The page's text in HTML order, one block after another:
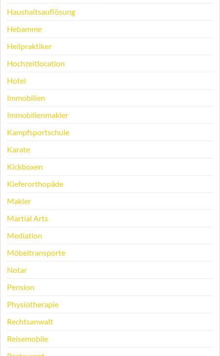
Haushaltsauflösung
Hebamme
Heilpraktiker
Hochzeitlocation
Hotel
Immobilien
Immobilienmakler
Kampfsportschule
Karate
Kickboxen
Kieferorthopäde
Makler
Martial Arts
Mediation
Möbeltransporte
Notar
Pension
Physiotherapie
Rechtsanwalt
Reisemobile